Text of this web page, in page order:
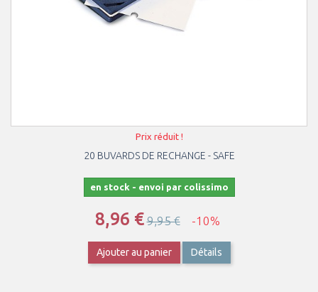
Prix réduit !
20 BUVARDS DE RECHANGE - SAFE
en stock - envoi par colissimo
8,96 €9,95 € -10%
Ajouter au panier Détails